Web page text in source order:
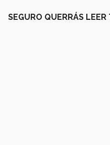
SEGURO QUERRÁS LEER